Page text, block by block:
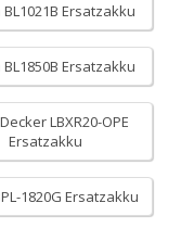
Ersatzakku
Ersatzakku
LBXR20-OPE
Ersatzakku
1820G Ersatzakku